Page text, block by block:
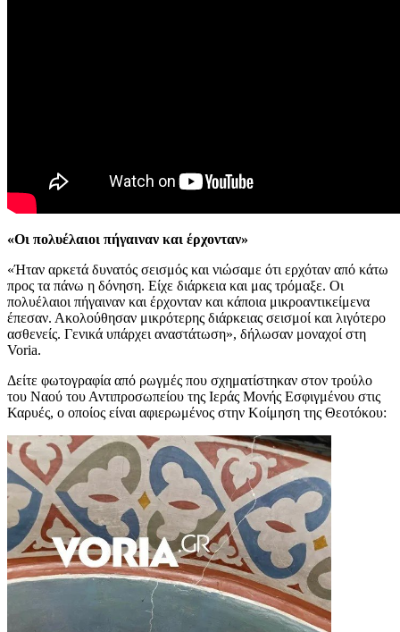
«Οι πολυέλαιοι πήγαιναν και έρχονταν»
«Ήταν αρκετά δυνατός σεισμός και νιώσαμε ότι ερχόταν από κάτω
προς τα πάνω η δόνηση. Είχε διάρκεια και μας τρόμαξε. Οι
πολυέλαιοι πήγαιναν και έρχονταν και κάποια μικροαντικείμενα
έπεσαν. Ακολούθησαν μικρότερης διάρκειας σεισμοί και λιγότερο
ασθενείς. Γενικά υπάρχει αναστάτωση», δήλωσαν μοναχοί στη
Voria.
Δείτε φωτογραφία από ρωγμές που σχηματίστηκαν στον τρούλο
του Ναού του Αντιπροσωπείου της Ιεράς Μονής Εσφιγμένου στις
Καρυές, ο οποίος είναι αφιερωμένος στην Κοίμηση της Θεοτόκου: